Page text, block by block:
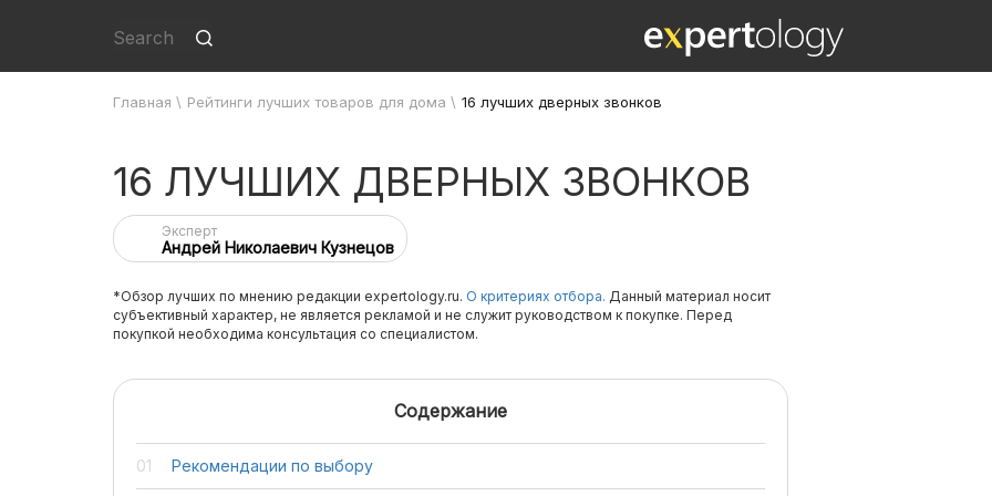
Главная \ Рейтинги лучших товаров для дома \ 16 лучших дверных звонков
16 ЛУЧШИХ ДВЕРНЫХ ЗВОНКОВ
Эксперт
Андрей Николаевич Кузнецов
*Обзор лучших по мнению редакции expertology.ru. О критериях отбора. Данный материал носит
субъективный характер, не является рекламой и не служит руководством к покупке. Перед
покупкой необходима консультация со специалистом.
Содержание
Рекомендации по выбору